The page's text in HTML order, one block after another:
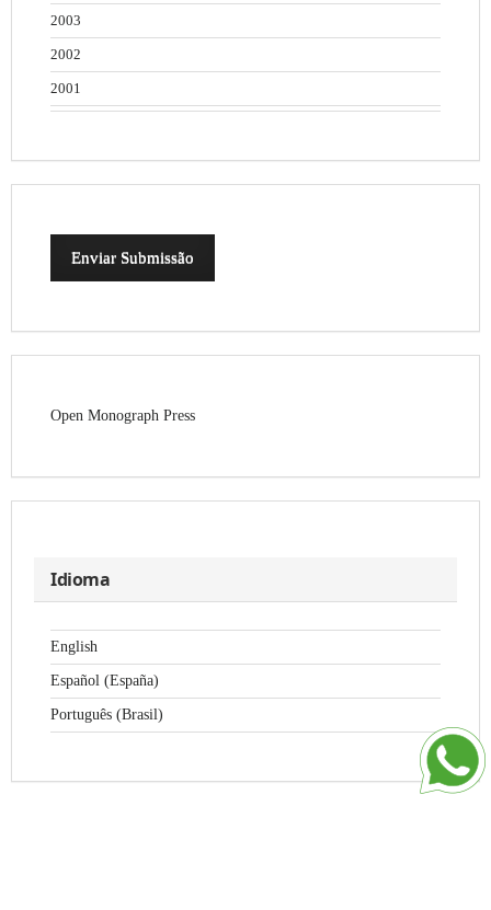
2003
2002
2001
Enviar Submissão
Open Monograph Press
Idioma
English
Español (España)
Português (Brasil)